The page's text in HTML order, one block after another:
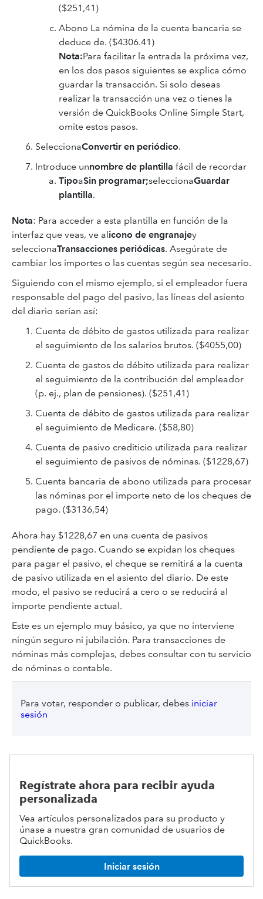
($251,41)
Abono La nómina de la cuenta bancaria se
deduce de. ($4306.41)
Nota:Para facilitar la entrada la próxima vez,
en los dos pasos siguientes se explica cómo
guardar la transacción. Si solo deseas
realizar la transacción una vez o tienes la
versión de QuickBooks Online Simple Start,
omite estos pasos.
SeleccionaConvertir en periódico.
Introduce unnombre de plantilla fácil de recordar
TipoaSin programar;seleccionaGuardar
plantilla.
Nota: Para acceder a esta plantilla en función de la
interfaz que veas, ve alicono de engranajey
seleccionaTransacciones periódicas. Asegúrate de
cambiar los importes o las cuentas según sea necesario.
Siguiendo con el mismo ejemplo, si el empleador fuera
responsable del pago del pasivo, las líneas del asiento
del diario serían así:
Cuenta de débito de gastos utilizada para realizar
el seguimiento de los salarios brutos. ($4055,00)
Cuenta de gastos de débito utilizada para realizar
el seguimiento de la contribución del empleador
(p. ej., plan de pensiones). ($251,41)
Cuenta de débito de gastos utilizada para realizar
el seguimiento de Medicare. ($58,80)
Cuenta de pasivo crediticio utilizada para realizar
el seguimiento de pasivos de nóminas. ($1228,67)
Cuenta bancaria de abono utilizada para procesar
las nóminas por el importe neto de los cheques de
pago. ($3136,54)
Ahora hay $1228,67 en una cuenta de pasivos
pendiente de pago. Cuando se expidan los cheques
para pagar el pasivo, el cheque se remitirá a la cuenta
de pasivo utilizada en el asiento del diario. De este
modo, el pasivo se reducirá a cero o se reducirá al
importe pendiente actual.
Este es un ejemplo muy básico, ya que no interviene
ningún seguro ni jubilación. Para transacciones de
nóminas más complejas, debes consultar con tu servicio
de nóminas o contable.
Para votar, responder o publicar, debes iniciar
sesión
Regístrate ahora para recibir ayuda
personalizada
Vea artículos personalizados para su producto y
únase a nuestra gran comunidad de usuarios de
QuickBooks.
Iniciar sesión